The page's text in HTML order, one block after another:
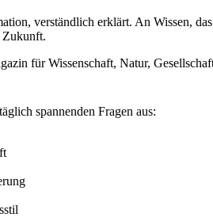
verständlich erklärt. An Wissen,
Zukunft.
für Wissenschaft, Natur,
spannenden Fragen aus: